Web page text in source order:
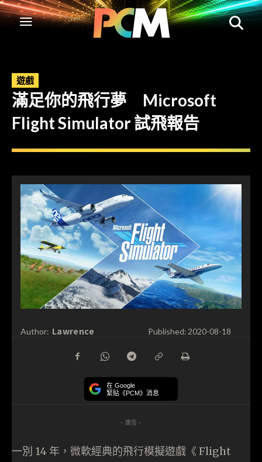
遊戲
滿足你的飛行夢 Microsoft
Flight Simulator 試飛報告
Author: Lawrence Published: 2020-08-18
在 Google
緊貼《PCM》消息
- 廣告 -
一別 14 年，微軟經典的飛行模擬遊戲《 Flight